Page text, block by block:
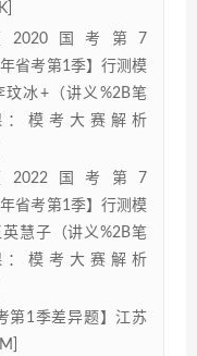
【2020国考第7
省考第1季】行测模
冰+（讲义%2B笔
模考大赛解析
【2022国考第7
省考第1季】行测模
慧子（讲义%2B笔
模考大赛解析
第1季差异题】江苏